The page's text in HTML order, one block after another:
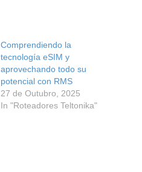
In "Roteadores Teltonika"